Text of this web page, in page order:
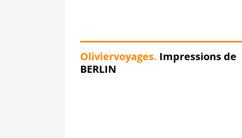
Oliviervoyages. Impressions de
BERLIN